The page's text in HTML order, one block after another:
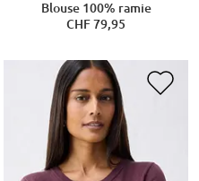
Blouse 100% ramie
CHF 79,95